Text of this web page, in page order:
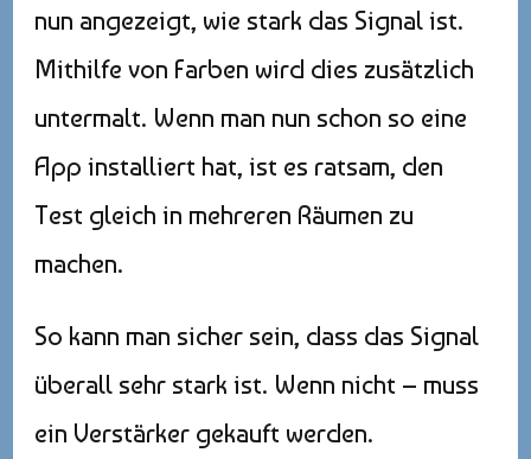
nun angezeigt, wie stark das Signal ist.
Mithilfe von Farben wird dies zusätzlich
untermalt. Wenn man nun schon so eine
App installiert hat, ist es ratsam, den
Test gleich in mehreren Räumen zu
machen.
So kann man sicher sein, dass das Signal
überall sehr stark ist. Wenn nicht – muss
ein Verstärker gekauft werden.